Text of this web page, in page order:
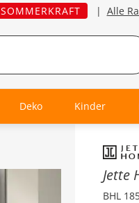
SOMMERKRAFT | Alle
Deko Kinder
Inhalt
Jette
BHL